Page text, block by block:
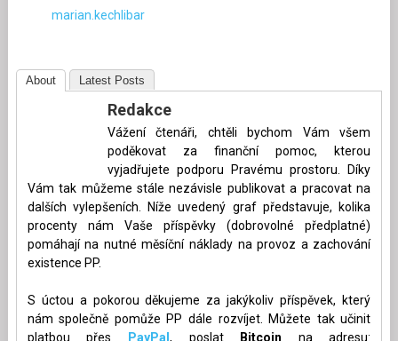
marian.kechlibar
About Latest Posts
Redakce
Vážení čtenáři, chtěli bychom Vám všem
poděkovat za finanční pomoc, kterou
vyjadřujete podporu Pravému prostoru. Díky
Vám tak můžeme stále nezávisle publikovat a pracovat na
dalších vylepšeních. Níže uvedený graf představuje, kolika
procenty nám Vaše příspěvky (dobrovolné předplatné)
pomáhají na nutné měsíční náklady na provoz a zachování
existence PP.
S úctou a pokorou děkujeme za jakýkoliv příspěvek, který
nám společně pomůže PP dále rozvíjet. Můžete tak učinit
platbou přes
PayPal , poslat Bitcoin na adresu: